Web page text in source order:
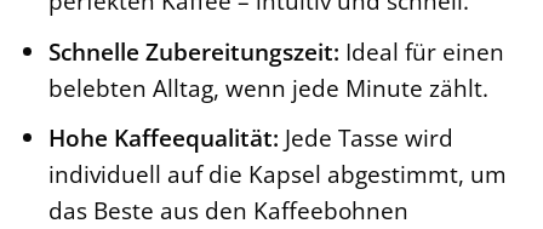
Schnelle Zubereitungszeit: Ideal für einen
belebten Alltag, wenn jede Minute zählt.
Hohe Kaffeequalität: Jede Tasse wird
individuell auf die Kapsel abgestimmt, um
das Beste aus den Kaffeebohnen